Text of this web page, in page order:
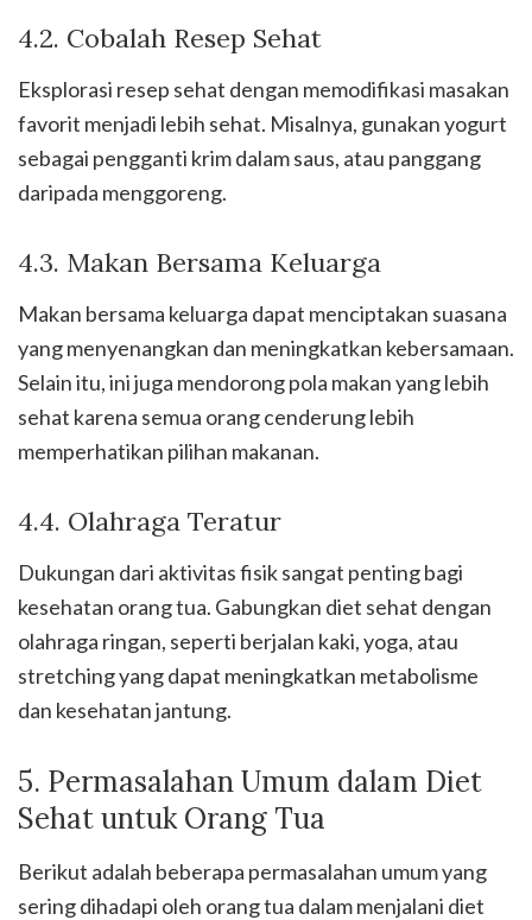
4.2. Cobalah Resep Sehat
Eksplorasi resep sehat dengan memodifikasi masakan
favorit menjadi lebih sehat. Misalnya, gunakan yogurt
sebagai pengganti krim dalam saus, atau panggang
daripada menggoreng.
4.3. Makan Bersama Keluarga
Makan bersama keluarga dapat menciptakan suasana
yang menyenangkan dan meningkatkan kebersamaan.
Selain itu, ini juga mendorong pola makan yang lebih
sehat karena semua orang cenderung lebih
memperhatikan pilihan makanan.
4.4. Olahraga Teratur
Dukungan dari aktivitas fisik sangat penting bagi
kesehatan orang tua. Gabungkan diet sehat dengan
olahraga ringan, seperti berjalan kaki, yoga, atau
stretching yang dapat meningkatkan metabolisme
dan kesehatan jantung.
5. Permasalahan Umum dalam Diet
Sehat untuk Orang Tua
Berikut adalah beberapa permasalahan umum yang
sering dihadapi oleh orang tua dalam menjalani diet